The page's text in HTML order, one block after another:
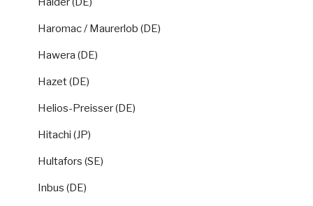
Haromac / Maurerlob (DE)
Hawera (DE)
Hazet (DE)
Helios-Preisser (DE)
Hitachi (JP)
Hultafors (SE)
Inbus (DE)